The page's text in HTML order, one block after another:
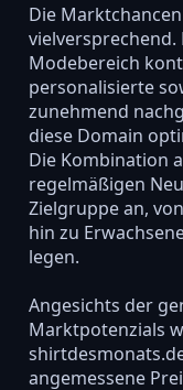
Die
vielversprechend.
Modebereich
personalisierte
zunehmend
diese Domain
Die Kombination
regelmäßigen
Zielgruppe an,
hin zu
legen.
Angesichts der
Marktpotenzials
angemessene